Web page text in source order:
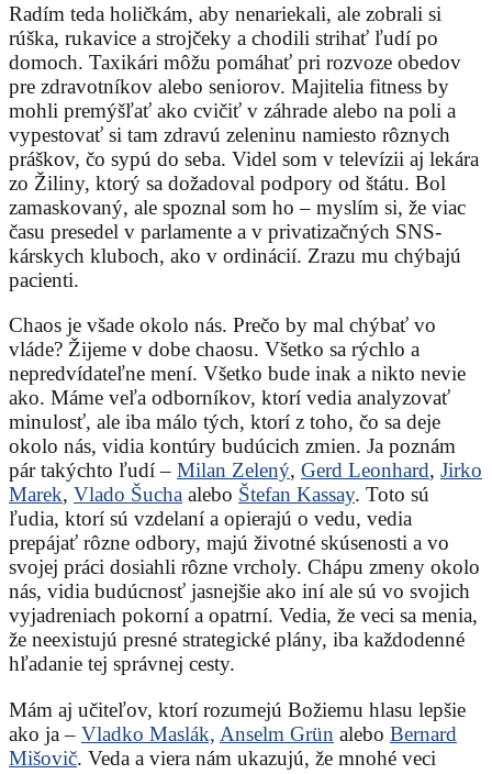
Radím teda holičkám, aby nenariekali, ale zobrali si
rúška, rukavice a strojčeky a chodili strihať ľudí po
domoch. Taxikári môžu pomáhať pri rozvoze obedov
pre zdravotníkov alebo seniorov. Majitelia fitness by
mohli premýšľať ako cvičiť v záhrade alebo na poli a
vypestovať si tam zdravú zeleninu namiesto rôznych
práškov, čo sypú do seba. Videl som v televízii aj lekára
zo Žiliny, ktorý sa dožadoval podpory od štátu. Bol
zamaskovaný, ale spoznal som ho – myslím si, že viac
času presedel v parlamente a v privatizačných SNS-
kárskych kluboch, ako v ordinácií. Zrazu mu chýbajú
pacienti.
Chaos je všade okolo nás. Prečo by mal chýbať vo
vláde? Žijeme v dobe chaosu. Všetko sa rýchlo a
nepredvídateľne mení. Všetko bude inak a nikto nevie
ako. Máme veľa odborníkov, ktorí vedia analyzovať
minulosť, ale iba málo tých, ktorí z toho, čo sa deje
okolo nás, vidia kontúry budúcich zmien. Ja poznám
pár takýchto ľudí – Milan Zelený, Gerd Leonhard, Jirko
Marek, Vlado Šucha alebo Štefan Kassay. Toto sú
ľudia, ktorí sú vzdelaní a opierajú o vedu, vedia
prepájať rôzne odbory, majú životné skúsenosti a vo
svojej práci dosiahli rôzne vrcholy. Chápu zmeny okolo
nás, vidia budúcnosť jasnejšie ako iní ale sú vo svojich
vyjadreniach pokorní a opatrní. Vedia, že veci sa menia,
že neexistujú presné strategické plány, iba každodenné
hľadanie tej správnej cesty.
Mám aj učiteľov, ktorí rozumejú Božiemu hlasu lepšie
ako ja – Vladko Maslák, Anselm Grün alebo Bernard
Mišovič. Veda a viera nám ukazujú, že mnohé veci